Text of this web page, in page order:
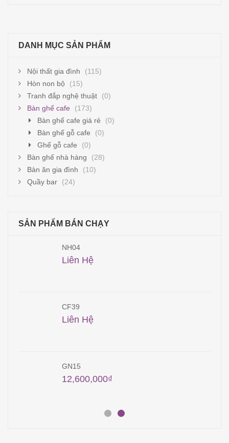
DANH MỤC SẢN PHẨM
Nội thất gia đình
(115)
Hòn non bộ
(15)
Tranh đắp nghệ thuật
(0)
Bàn ghế cafe
(173)
Bàn ghế cafe giá rẻ
(0)
Bàn ghế gỗ cafe
(0)
Ghế gỗ cafe
(0)
Bàn ghế nhà hàng
(28)
Bàn ăn gia đình
(10)
Quầy bar
(24)
SẢN PHẨM BÁN CHẠY
NH04
Liên Hệ
CF39
Liên Hệ
GN15
12,600,000₫